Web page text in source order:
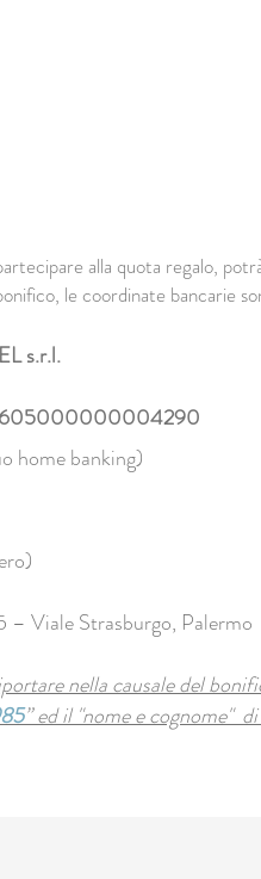
alla quota regalo,
le coordinate bancarie
s.r.l.
home banking)
Viale Strasburgo, Palermo
nella causale del
” ed il "nome e cognome"